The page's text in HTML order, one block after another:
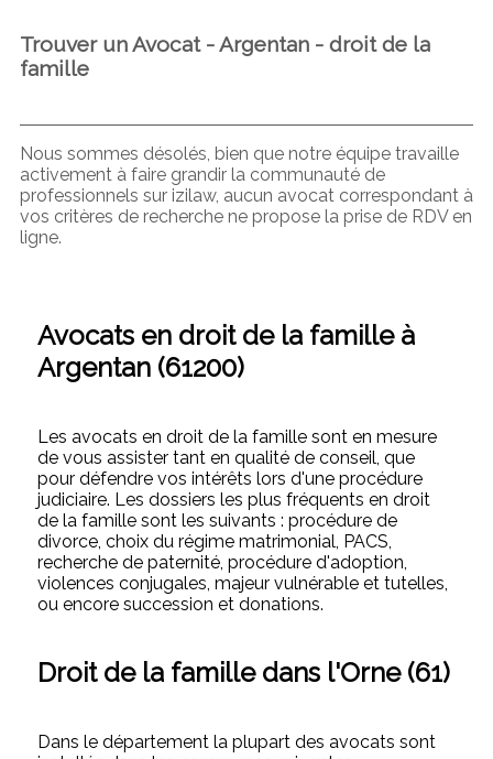
Trouver un Avocat - Argentan - droit de la
famille
Nous sommes désolés, bien que notre équipe travaille
activement à faire grandir la communauté de
professionnels sur izilaw, aucun avocat correspondant à
vos critères de recherche ne propose la prise de RDV en
ligne.
Avocats en droit de la famille à
Argentan (61200)
Les avocats en droit de la famille sont en mesure
de vous assister tant en qualité de conseil, que
pour défendre vos intérêts lors d'une procédure
judiciaire. Les dossiers les plus fréquents en droit
de la famille sont les suivants : procédure de
divorce, choix du régime matrimonial, PACS,
recherche de paternité, procédure d'adoption,
violences conjugales, majeur vulnérable et tutelles,
ou encore succession et donations.
Droit de la famille dans l'Orne (61)
Dans le département la plupart des avocats sont